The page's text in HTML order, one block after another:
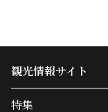
観光情報サイト
特集